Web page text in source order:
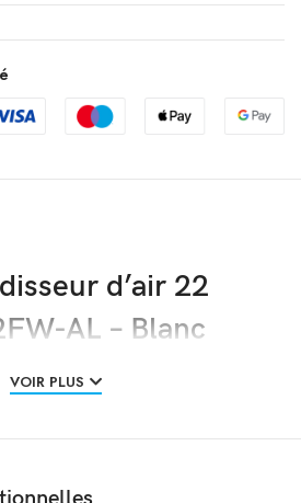
d’air 22
AL – Blanc
VOIR PLUS